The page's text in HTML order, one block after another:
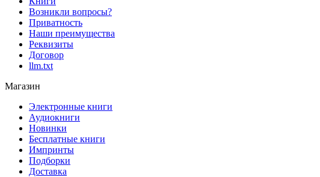
Возникли вопросы?
Приватность
Наши преимущества
Реквизиты
Договор
llm.txt
Магазин
Электронные книги
Аудиокниги
Новинки
Бесплатные книги
Импринты
Подборки
Доставка